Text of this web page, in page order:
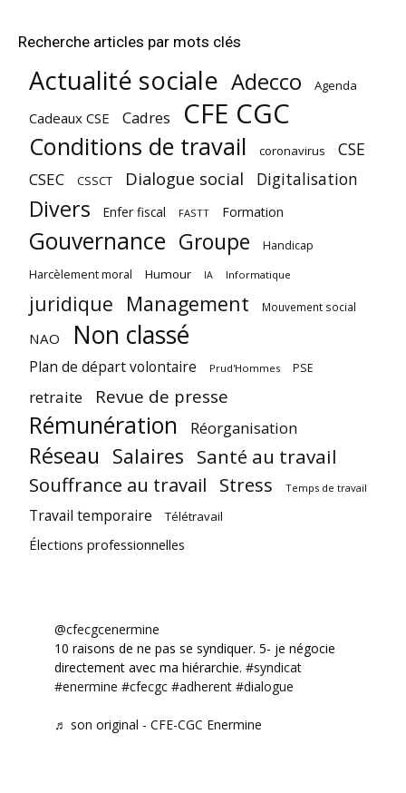
Recherche articles par mots clés
Actualité sociale Adecco Agenda
Cadeaux CSE Cadres CFE CGC
Conditions de travail coronavirus CSE
CSEC CSSCT Dialogue social Digitalisation
Divers Enfer fiscal FASTT Formation
Gouvernance Groupe Handicap
Harcèlement moral Humour IA Informatique
juridique Management Mouvement social
NAO Non classé
Plan de départ volontaire Prud'Hommes PSE
retraite Revue de presse
Rémunération Réorganisation
Réseau Salaires Santé au travail
Souffrance au travail Stress Temps de travail
Travail temporaire Télétravail
Élections professionnelles
@cfecgcenermine
10 raisons de ne pas se syndiquer. 5- je négocie
directement avec ma hiérarchie. #syndicat
#enermine #cfecgc #adherent #dialogue
♬ son original - CFE-CGC Enermine